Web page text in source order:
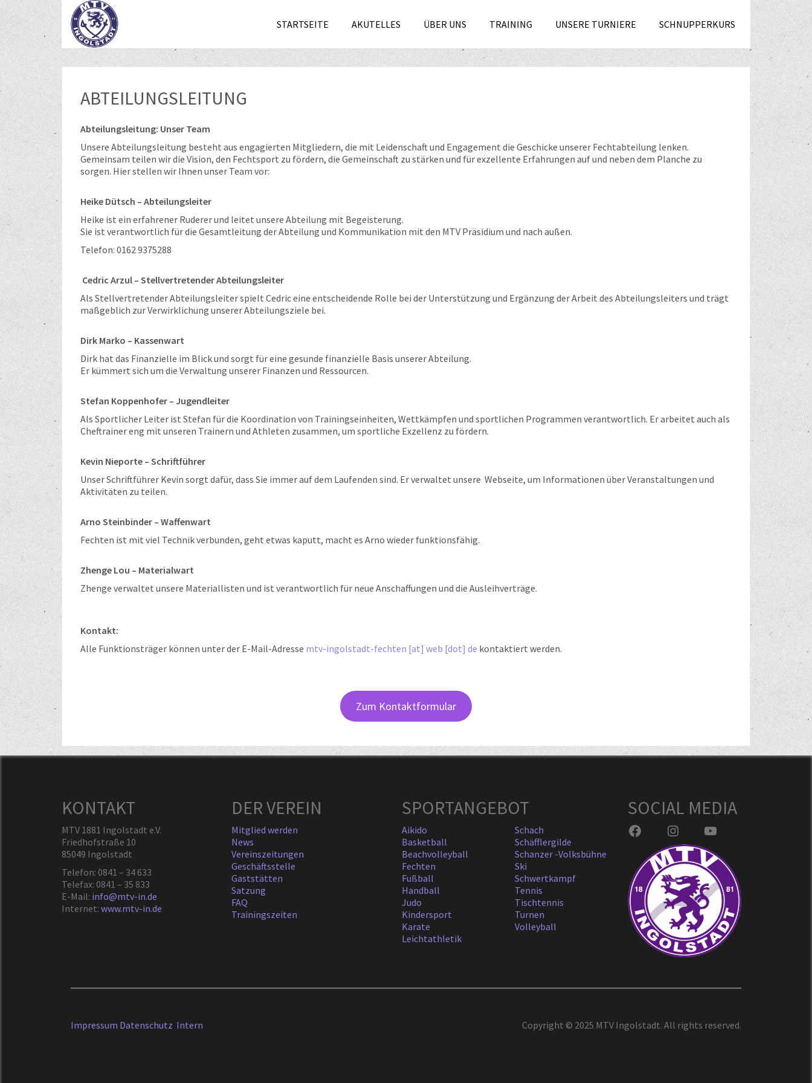
STARTSEITE AKUTELLES ÜBER UNS TRAINING UNSERE TURNIERE SCHNUPPERKURS
ABTEILUNGSLEITUNG
Abteilungsleitung: Unser Team
Unsere Abteilungsleitung besteht aus engagierten Mitgliedern, die mit Leidenschaft und Engagement die Geschicke unserer Fechtabteilung lenken.
Gemeinsam teilen wir die Vision, den Fechtsport zu fördern, die Gemeinschaft zu stärken und für exzellente Erfahrungen auf und neben dem Planche zu
sorgen. Hier stellen wir Ihnen unser Team vor:
Heike Dütsch – Abteilungsleiter
Heike ist ein erfahrener Ruderer und leitet unsere Abteilung mit Begeisterung.
Sie ist verantwortlich für die Gesamtleitung der Abteilung und Kommunikation mit den MTV Präsidium und nach außen.
Telefon: 0162 9375288
Cedric Arzul – Stellvertretender Abteilungsleiter
Als Stellvertretender Abteilungsleiter spielt Cedric eine entscheidende Rolle bei der Unterstützung und Ergänzung der Arbeit des Abteilungsleiters und trägt
maßgeblich zur Verwirklichung unserer Abteilungsziele bei.
Dirk Marko – Kassenwart
Dirk hat das Finanzielle im Blick und sorgt für eine gesunde finanzielle Basis unserer Abteilung.
Er kümmert sich um die Verwaltung unserer Finanzen und Ressourcen.
Stefan Koppenhofer – Jugendleiter
Als Sportlicher Leiter ist Stefan für die Koordination von Trainingseinheiten, Wettkämpfen und sportlichen Programmen verantwortlich. Er arbeitet auch als
Cheftrainer eng mit unseren Trainern und Athleten zusammen, um sportliche Exzellenz zu fördern.
Kevin Nieporte – Schriftführer
Unser Schriftführer Kevin sorgt dafür, dass Sie immer auf dem Laufenden sind. Er verwaltet unsere Webseite, um Informationen über Veranstaltungen und
Aktivitäten zu teilen.
Arno Steinbinder – Waffenwart
Fechten ist mit viel Technik verbunden, geht etwas kaputt, macht es Arno wieder funktionsfähig.
Zhenge Lou – Materialwart
Zhenge verwaltet unsere Materiallisten und ist verantwortlich für neue Anschaffungen und die Ausleihverträge.
Kontakt:
Alle Funktionsträger können unter der E-Mail-Adresse mtv-ingolstadt-fechten [at] web [dot] de kontaktiert werden.
Zum Kontaktformular
KONTAKT
MTV 1881 Ingolstadt e.V.
Friedhofstraße 10
85049 Ingolstadt
Telefon: 0841 – 34 633
Telefax: 0841 – 35 833
E-Mail: info@mtv-in.de
Internet: www.mtv-in.de
DER VEREIN
Mitglied werden
News
Vereinszeitungen
Geschäftsstelle
Gaststätten
Satzung
FAQ
Trainingszeiten
SPORTANGEBOT
Aikido
Basketball
Beachvolleyball
Fechten
Fußball
Handball
Judo
Kindersport
Karate
Leichtathletik
Schach
Schäfflergilde
Schanzer -Volksbühne
Ski
Schwertkampf
Tennis
Tischtennis
Turnen
Volleyball
SOCIAL MEDIA
Facebook Instagram YouTube
Impressum Datenschutz Intern Copyright © 2025 MTV Ingolstadt. All rights reserved.